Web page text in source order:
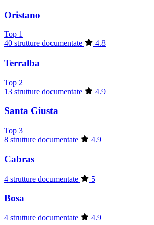
Oristano
Top 1
40 strutture documentate
4.8
Terralba
Top 2
13 strutture documentate
4.9
Santa Giusta
Top 3
8 strutture documentate
4.9
Cabras
4 strutture documentate 5
Bosa
4 strutture documentate 4.9